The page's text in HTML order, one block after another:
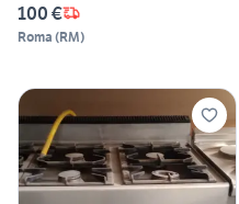
100 €
Roma (RM)